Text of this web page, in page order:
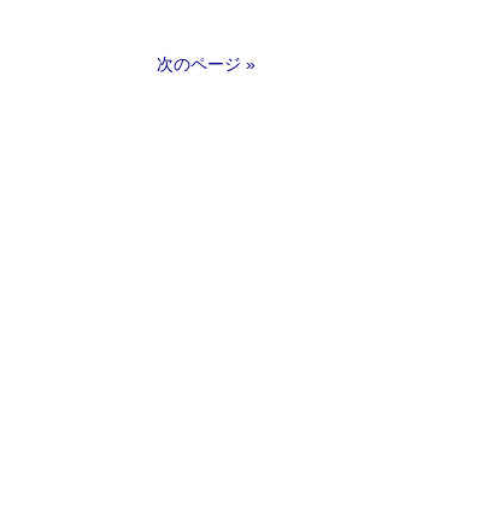
次のページ »